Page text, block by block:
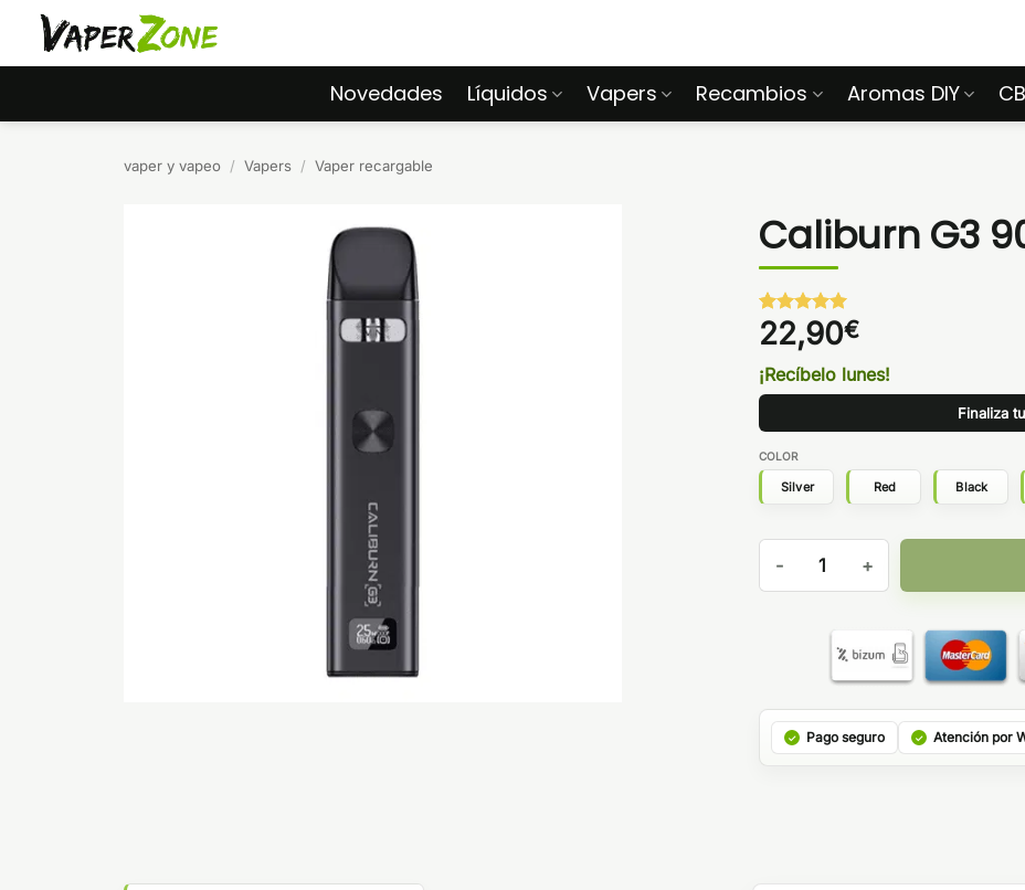
Saltar
contenido
Novedades Líquidos Vapers Recambios Aromas DIY
vaper y vapeo / Vapers / Vaper recargable
Caliburn G3
Valorado
con5de 5
1
valoración
de un
22,90€
¡Recíbelo lunes!
Finaliza
COLOR
Silver Red Black
Caliburn G3 900mAh - Uwell
Pago seguro Atención por